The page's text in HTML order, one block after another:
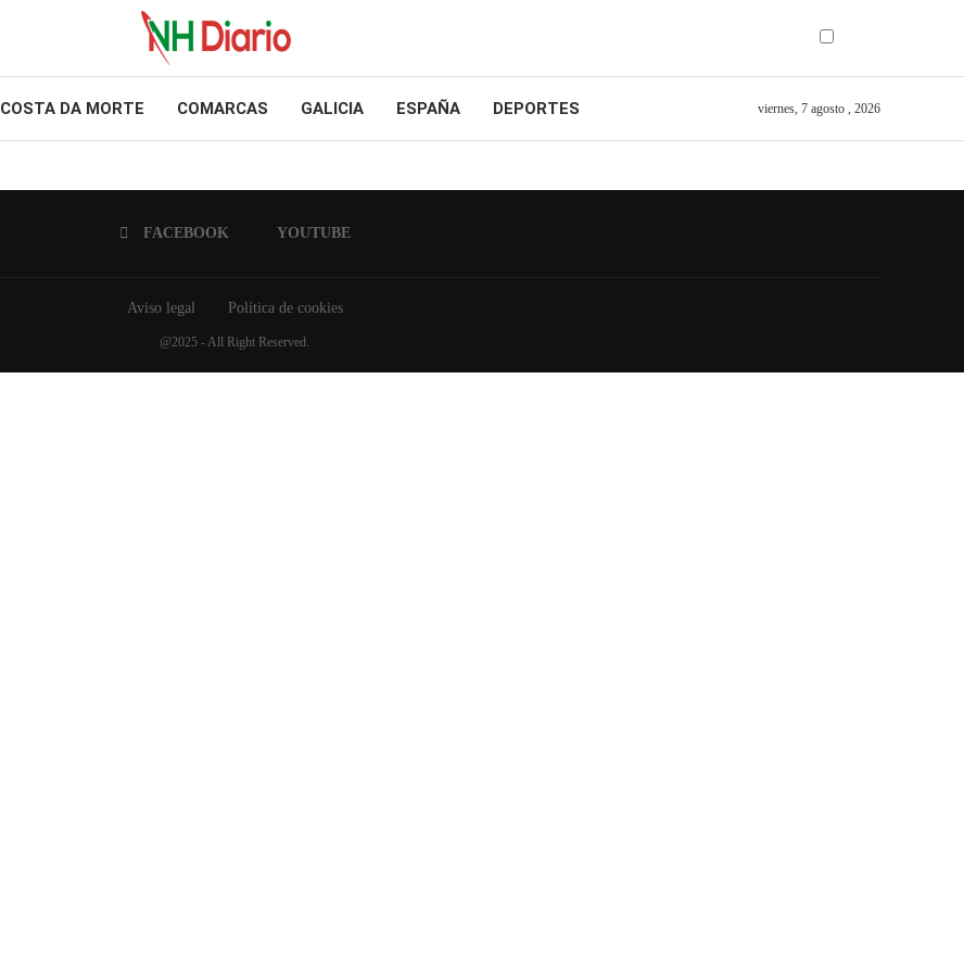
COSTA DA MORTE COMARCAS GALICIA ESPAÑA DEPORTES viernes, 7 agosto , 2026
FACEBOOK YOUTUBE
Aviso legal Política de cookies
@2025 - All Right Reserved.